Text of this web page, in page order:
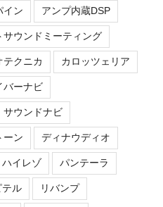
イン アンプ内蔵DSP
サウンドミーティング
テクニカ カロッツェリア
バーナビ
サウンドナビ
ーン ディナウディオ
ハイレゾ パンテーラ
テル リバンプ